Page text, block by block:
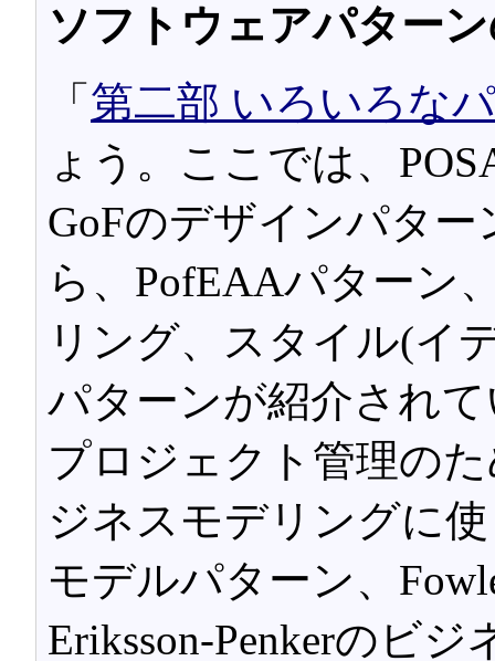
ソフトウェアパター
「 第二部 いろいろな
ょう。ここでは、
GoFのデザインパタ
ら、PofEAAパターン
リング、スタイル(イ
パターンが紹介され
プロジェクト管理の
ジネスモデリングに
モデルパターン、
Eriksson-Penkerのビ